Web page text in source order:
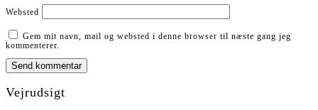
Websted
Gem mit navn, mail og websted i denne browser til næste gang jeg
kommenterer.
Vejrudsigt